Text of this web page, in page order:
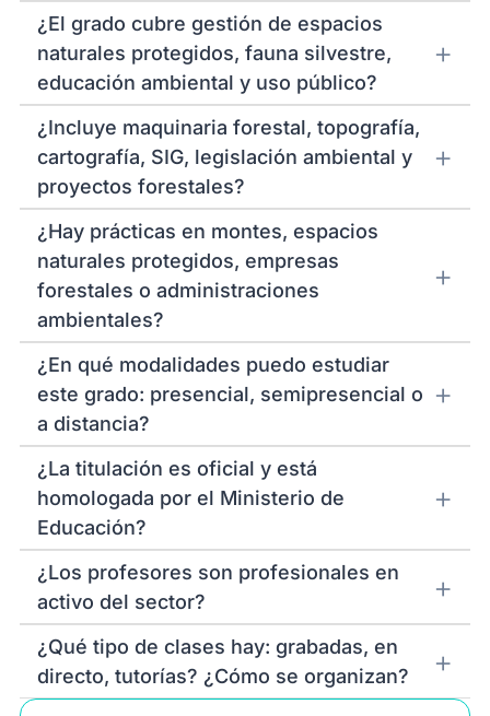
¿El grado cubre gestión de espacios
naturales protegidos, fauna silvestre,
educación ambiental y uso público?
¿Incluye maquinaria forestal, topografía,
cartografía, SIG, legislación ambiental y
proyectos forestales?
¿Hay prácticas en montes, espacios
naturales protegidos, empresas
forestales o administraciones
ambientales?
¿En qué modalidades puedo estudiar
este grado: presencial, semipresencial o
a distancia?
¿La titulación es oficial y está
homologada por el Ministerio de
Educación?
¿Los profesores son profesionales en
activo del sector?
¿Qué tipo de clases hay: grabadas, en
directo, tutorías? ¿Cómo se organizan?